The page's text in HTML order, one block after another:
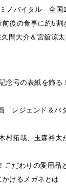
ノバイタル 全国
前後の食事に約5
間大介＆宮舘涼
念号の表紙を飾
「レジェンド＆
村拓哉、玉森裕
こだわりの愛用品
かけるメガネとは